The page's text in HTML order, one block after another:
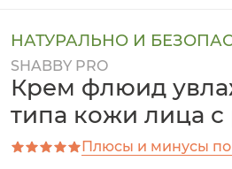
НАТУРАЛЬНО И
SHABBY PRO
Крем флюид
типа кожи лица
Плюсы и минусы по